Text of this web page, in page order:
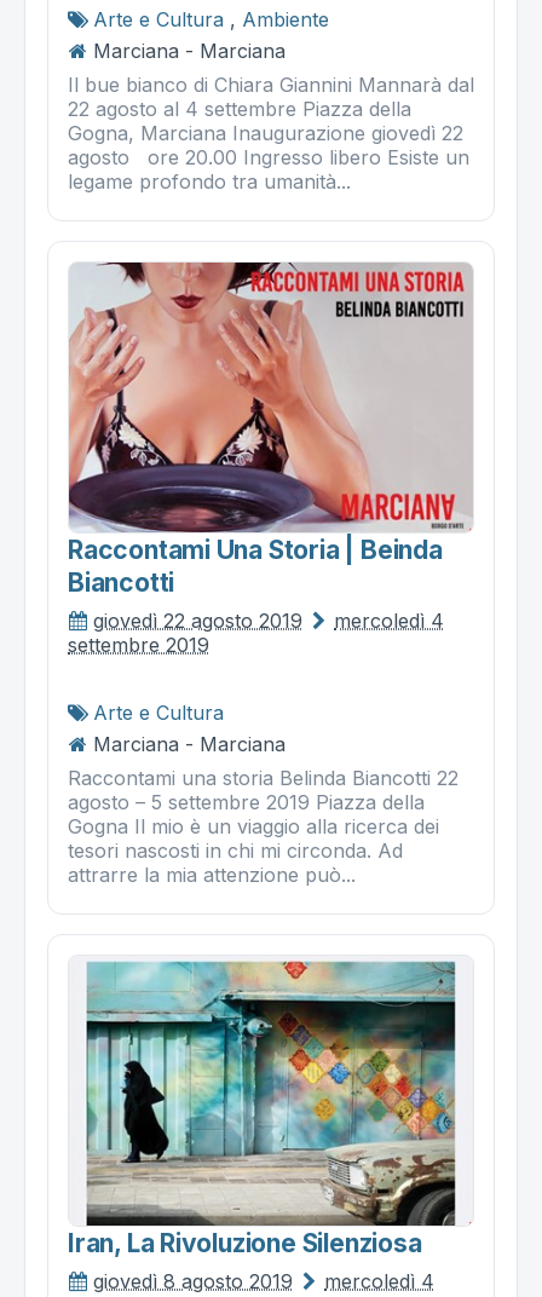
Arte e Cultura , Ambiente
Marciana - Marciana
Il bue bianco di Chiara Giannini Mannarà dal
22 agosto al 4 settembre Piazza della
Gogna, Marciana Inaugurazione giovedì 22
agosto ore 20.00 Ingresso libero Esiste un
legame profondo tra umanità...
Raccontami Una Storia | Beinda
Biancotti
giovedì 22 agosto 2019
mercoledì 4
settembre 2019
Arte e Cultura
Marciana - Marciana
Raccontami una storia Belinda Biancotti 22
agosto – 5 settembre 2019 Piazza della
Gogna Il mio è un viaggio alla ricerca dei
tesori nascosti in chi mi circonda. Ad
attrarre la mia attenzione può...
Iran, La Rivoluzione Silenziosa
giovedì 8 agosto 2019
mercoledì 4